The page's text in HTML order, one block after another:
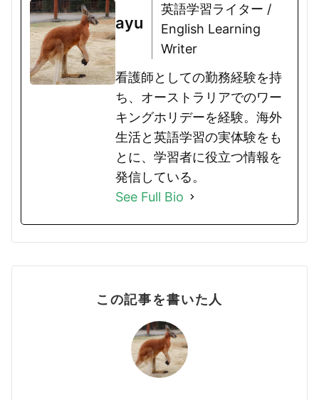
ayu
英語学習ライター /
English Learning
Writer
看護師としての勤務経験を持
ち、オーストラリアでのワー
キングホリデーを経験。海外
生活と英語学習の実体験をも
とに、学習者に役立つ情報を
発信している。
See Full Bio
この記事を書いた人